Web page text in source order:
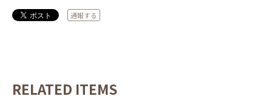
通報する
RELATED ITEMS